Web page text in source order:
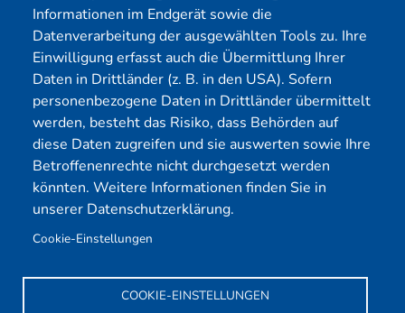
Informationen im Endgerät sowie die
Datenverarbeitung der ausgewählten Tools zu. Ihre
Einwilligung erfasst auch die Übermittlung Ihrer
Daten in Drittländer (z. B. in den USA). Sofern
personenbezogene Daten in Drittländer übermittelt
werden, besteht das Risiko, dass Behörden auf
diese Daten zugreifen und sie auswerten sowie Ihre
Betroffenenrechte nicht durchgesetzt werden
könnten. Weitere Informationen finden Sie in
unserer Datenschutzerklärung.
Cookie-Einstellungen
COOKIE-EINSTELLUNGEN
Mitglied